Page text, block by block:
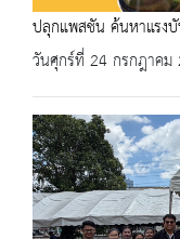
ปลุกแพสชัน ค้นหาแรง
วันศุกร์ที่ 24 กรกฎาค